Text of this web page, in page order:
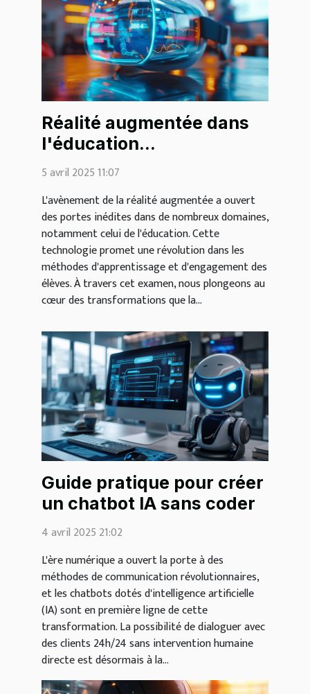
Réalité augmentée dans
l'éducation
transformation de
engagement
5 avril 2025 11:07
L'avènement de la réalité augmentée a ouvert
des portes inédites dans de nombreux domaines,
notamment celui de l'éducation. Cette
technologie promet une révolution dans les
méthodes d'apprentissage et d'engagement des
élèves. À travers cet examen, nous plongeons au
cœur des transformations que la...
Guide pratique pour créer
un chatbot IA sans coder
4 avril 2025 21:02
L'ère numérique a ouvert la porte à des
méthodes de communication révolutionnaires,
et les chatbots dotés d'intelligence artificielle
(IA) sont en première ligne de cette
transformation. La possibilité de dialoguer avec
des clients 24h/24 sans intervention humaine
directe est désormais à la...